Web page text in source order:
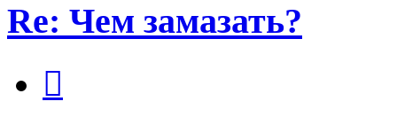
Re: Чем замазать?